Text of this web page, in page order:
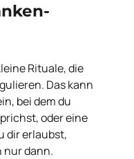
Rituale, die
Das kann
bei dem du
oder eine
dir erlaubst,
nur dann.